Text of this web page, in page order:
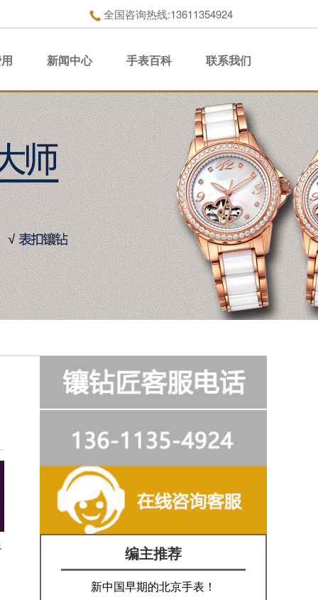
全国咨询热线:13611354924
新闻中心 手表百科 联系我们
编主推荐
新中国早期的北京手表！